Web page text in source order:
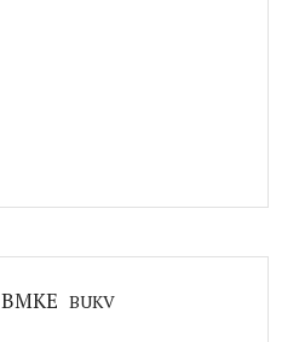
BMKE BUKV